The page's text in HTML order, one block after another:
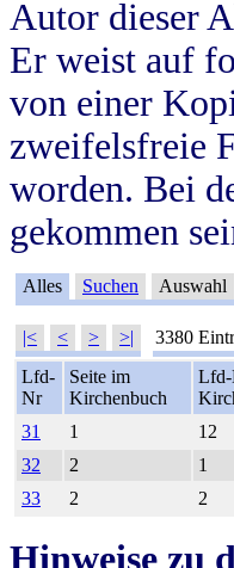
Autor dieser
Er weist auf
von einer
zweifelsfreie
worden. Bei
gekommen
Alles Suchen Auswahl
|< < > >| 3380
Lfd-
Nr
Seite im
Kirchenbuch
31
1 12
32
2 1
33
2 2
Hinweise zu